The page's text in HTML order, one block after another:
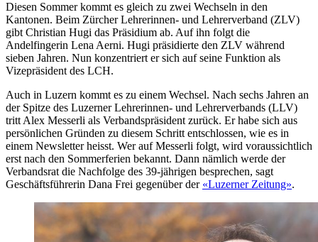
Diesen Sommer kommt es gleich zu zwei Wechseln in den
Kantonen. Beim Zürcher Lehrerinnen- und Lehrerverband (ZLV)
gibt Christian Hugi das Präsidium ab. Auf ihn folgt die
Andelfingerin Lena Aerni. Hugi präsidierte den ZLV während
sieben Jahren. Nun konzentriert er sich auf seine Funktion als
Vizepräsident des LCH.
Auch in Luzern kommt es zu einem Wechsel. Nach sechs Jahren an
der Spitze des Luzerner Lehrerinnen- und Lehrerverbands (LLV)
tritt Alex Messerli als Verbandspräsident zurück. Er habe sich aus
persönlichen Gründen zu diesem Schritt entschlossen, wie es in
einem Newsletter heisst. Wer auf Messerli folgt, wird voraussichtlich
erst nach den Sommerferien bekannt. Dann nämlich werde der
Verbandsrat die Nachfolge des 39-jährigen besprechen, sagt
Geschäftsführerin Dana Frei gegenüber der «Luzerner Zeitung».